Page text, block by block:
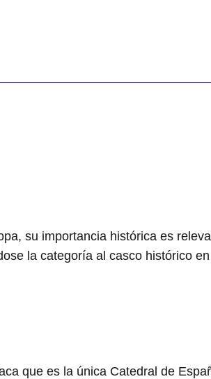
su importancia histórica es
la categoría al casco histórico
que es la única Catedral de